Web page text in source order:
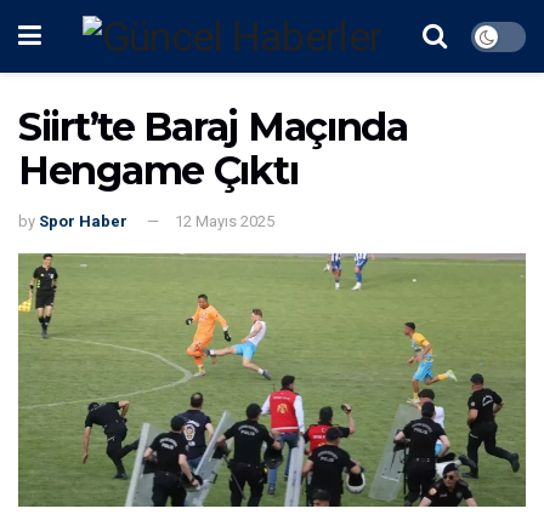
Siirt’te Baraj Maçında
Hengame Çıktı
by Spor Haber 12 Mayıs 2025